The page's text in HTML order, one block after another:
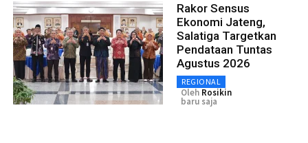
Rakor Sensus
Ekonomi Jateng,
Salatiga Targetkan
Pendataan Tuntas
Agustus 2026
REGIONAL
Oleh Rosikin
baru saja